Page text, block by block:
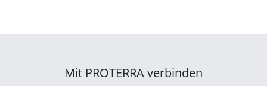
Mit PROTERRA verbinden